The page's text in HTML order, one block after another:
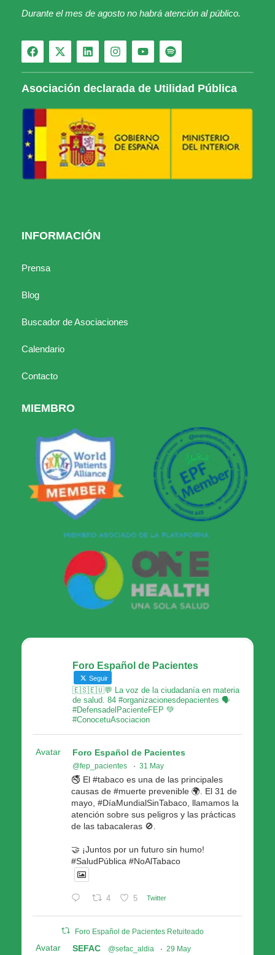
Durante el mes de agosto no habrá atención al público.
Asociación declarada de Utilidad Pública
INFORMACIÓN
Prensa
Blog
Buscador de Asociaciones
Calendario
Contacto
MIEMBRO
Foro Español de Pacientes
Seguir
🇪🇸🇪🇺💬 La voz de la ciudadanía en materia
de salud. 84 #organizacionesdepacientes 🗣
#DefensadelPacienteFEP 💚
#ConocetuAsociacion
Avatar Foro Español de Pacientes
@fep_pacientes · 31 May
🚭 El #tabaco es una de las principales
causas de #muerte prevenible 🌍. El 31 de
mayo, #DíaMundialSinTabaco, llamamos la
atención sobre sus peligros y las prácticas
de las tabacaleras 🚫.
🤝 ¡Juntos por un futuro sin humo!
#SaludPública #NoAlTabaco
4 5 Twitter
Foro Español de Pacientes Retuiteado
Avatar SEFAC @sefac_aldia · 29 May